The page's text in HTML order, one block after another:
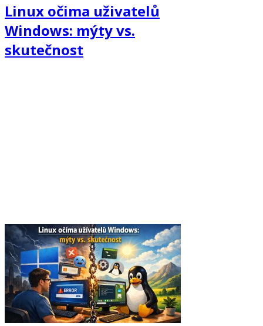
Linux očima uživatelů
Windows: mýty vs.
skutečnost